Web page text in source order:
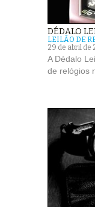
DÉDALO
LEILÃO DE
29 de abril de
A Dédalo
de relógios